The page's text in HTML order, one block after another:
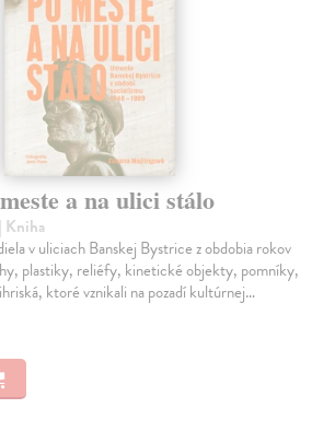
a na ulici stálo
| Kniha
v uliciach Banskej Bystrice z obdobia rokov
plastiky, reliéfy, kinetické objekty, pomníky,
ktoré vznikali na pozadí kultúrnej…